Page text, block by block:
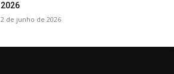
2026
2 de junho de 2026